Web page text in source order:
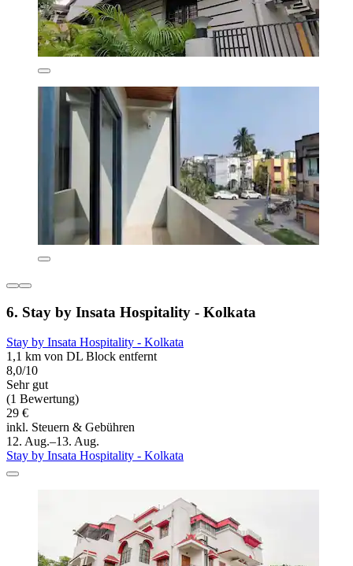
6. Stay by Insata Hospitality - Kolkata
Stay by Insata Hospitality - Kolkata
1,1 km von DL Block entfernt
8,0/10
Sehr gut
(1 Bewertung)
29 €
inkl. Steuern & Gebühren
12. Aug.–13. Aug.
Stay by Insata Hospitality - Kolkata